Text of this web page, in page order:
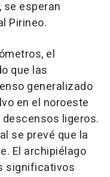
se esperan
Pirineo.
el
que las
generalizado
en el noroeste
ligeros.
se prevé que la
El archipiélago
significativos